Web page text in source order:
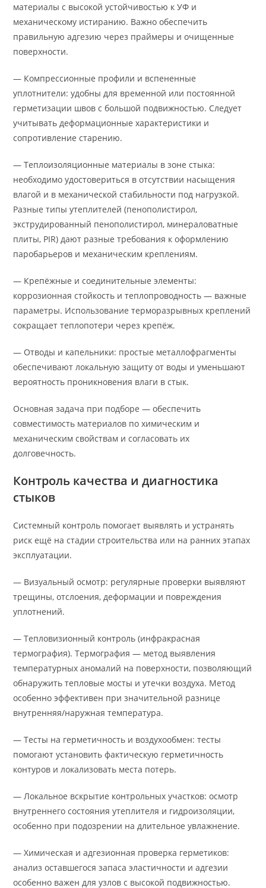
материалы с высокой устойчивостью к УФ и
механическому истиранию. Важно обеспечить
правильную адгезию через праймеры и очищенные
поверхности.
— Компрессионные профили и вспененные
уплотнители: удобны для временной или постоянной
герметизации швов с большой подвижностью. Следует
учитывать деформационные характеристики и
сопротивление старению.
— Теплоизоляционные материалы в зоне стыка:
необходимо удостовериться в отсутствии насыщения
влагой и в механической стабильности под нагрузкой.
Разные типы утеплителей (пенополистирол,
экструдированный пенополистирол, минераловатные
плиты, PIR) дают разные требования к оформлению
паробарьеров и механическим креплениям.
— Крепёжные и соединительные элементы:
коррозионная стойкость и теплопроводность — важные
параметры. Использование терморазрывных креплений
сокращает теплопотери через крепёж.
— Отводы и капельники: простые металлофрагменты
обеспечивают локальную защиту от воды и уменьшают
вероятность проникновения влаги в стык.
Основная задача при подборе — обеспечить
совместимость материалов по химическим и
механическим свойствам и согласовать их
долговечность.
Контроль качества и диагностика
стыков
Системный контроль помогает выявлять и устранять
риск ещё на стадии строительства или на ранних этапах
эксплуатации.
— Визуальный осмотр: регулярные проверки выявляют
трещины, отслоения, деформации и повреждения
уплотнений.
— Тепловизионный контроль (инфракрасная
термография). Термография — метод выявления
температурных аномалий на поверхности, позволяющий
обнаружить тепловые мосты и утечки воздуха. Метод
особенно эффективен при значительной разнице
внутренняя/наружная температура.
— Тесты на герметичность и воздухообмен: тесты
помогают установить фактическую герметичность
контуров и локализовать места потерь.
— Локальное вскрытие контрольных участков: осмотр
внутреннего состояния утеплителя и гидроизоляции,
особенно при подозрении на длительное увлажнение.
— Химическая и адгезионная проверка герметиков:
анализ оставшегося запаса эластичности и адгезии
особенно важен для узлов с высокой подвижностью.